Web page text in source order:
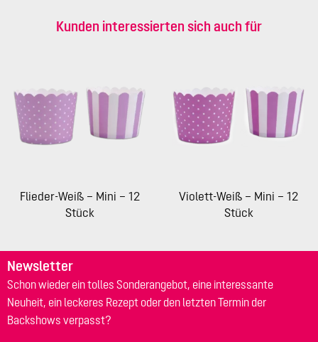
Kunden interessierten sich auch für
Flieder-Weiß – Mini – 12
Stück
Violett-Weiß – Mini – 12
Stück
Newsletter
Schon wieder ein tolles Sonderangebot, eine interessante
Neuheit, ein leckeres Rezept oder den letzten Termin der
Backshows verpasst?